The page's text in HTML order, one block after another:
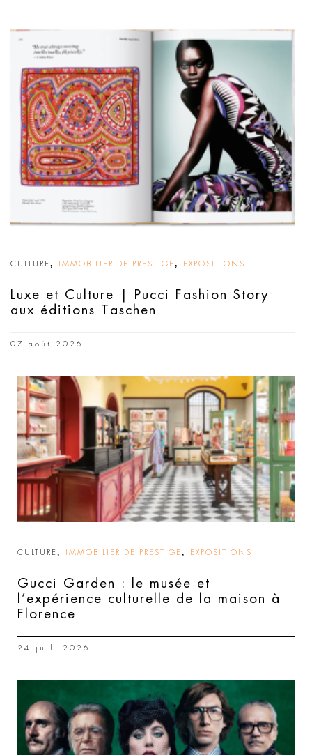
CULTURE , IMMOBILIER DE PRESTIGE , EXPOSITIONS
Luxe et Culture | Pucci Fashion Story
aux éditions Taschen
07 août 2026
CULTURE , IMMOBILIER DE PRESTIGE , EXPOSITIONS
Gucci Garden : le musée et
l’expérience culturelle de la maison à
Florence
24 juil. 2026